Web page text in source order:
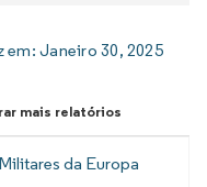
em:Janeiro 30, 2025
mais relatórios
da Europa